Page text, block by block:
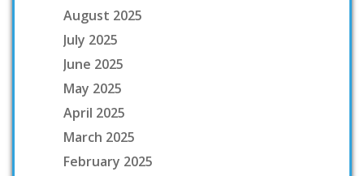
August 2025
July 2025
June 2025
May 2025
April 2025
March 2025
February 2025